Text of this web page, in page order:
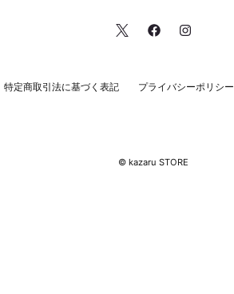
特定商取引法に基づく表記 プライバシーポリシー
© kazaru STORE